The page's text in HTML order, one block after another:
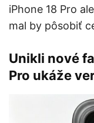
iPhone 18 Pro
mal by pôsobiť
Unikli nové
Pro ukáže